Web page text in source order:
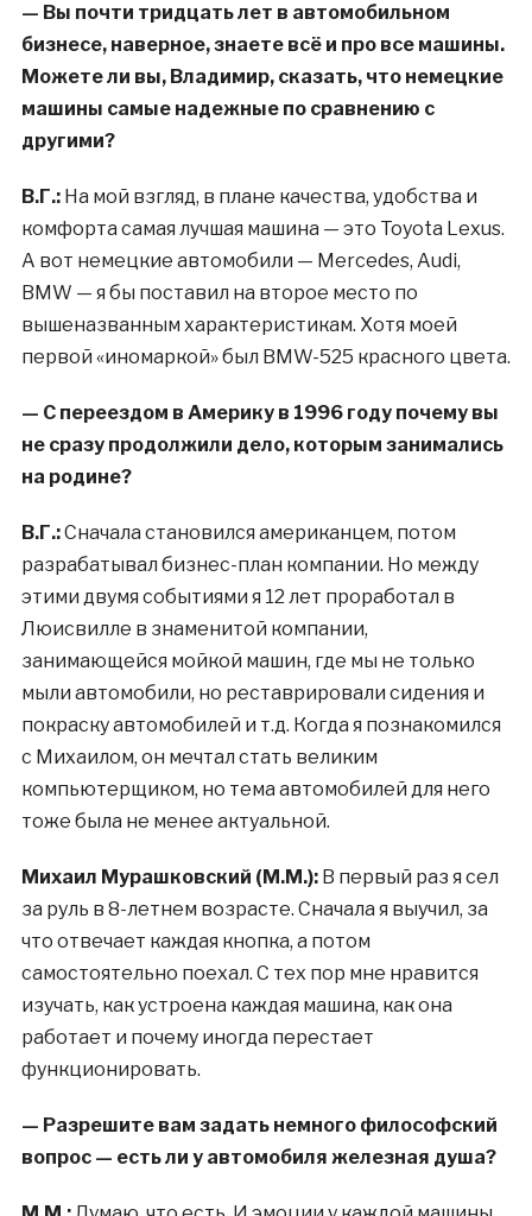
— Вы почти тридцать лет в автомобильном
бизнесе, наверное, знаете всё и про все машины.
Можете ли вы, Владимир, сказать, что немецкие
машины самые надежные по сравнению с
другими?
В.Г.:На мой взгляд, в плане качества, удобства и
комфорта самая лучшая машина — это Toyota Lexus.
А вот немецкие автомобили — Mercedes, Audi,
BMW — я бы поставил на второе место по
вышеназванным характеристикам. Хотя моей
первой «иномаркой» был BMW-525 красного цвета.
— С переездом в Америку в 1996 году почему вы
не сразу продолжили дело, которым занимались
на родине?
В.Г.:Сначала становился американцем, потом
разрабатывал бизнес-план компании. Но между
этими двумя событиями я 12 лет проработал в
Люисвилле в знаменитой компании,
занимающейся мойкой машин, где мы не только
мыли автомобили, но реставрировали сидения и
покраску автомобилей и т.д. Когда я познакомился
с Михаилом, он мечтал стать великим
компьютерщиком, но тема автомобилей для него
тоже была не менее актуальной.
Михаил Мурашковский (М.М.):В первый раз я сел
за руль в 8-летнем возрасте. Сначала я выучил, за
что отвечает каждая кнопка, а потом
самостоятельно поехал. С тех пор мне нравится
изучать, как устроена каждая машина, как она
работает и почему иногда перестает
функционировать.
— Разрешите вам задать немного философский
вопрос — есть ли у автомобиля железная душа?